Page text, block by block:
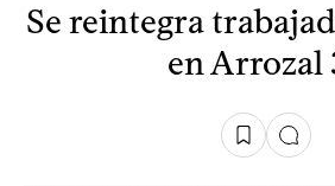
Se reintegra
en Arrozal